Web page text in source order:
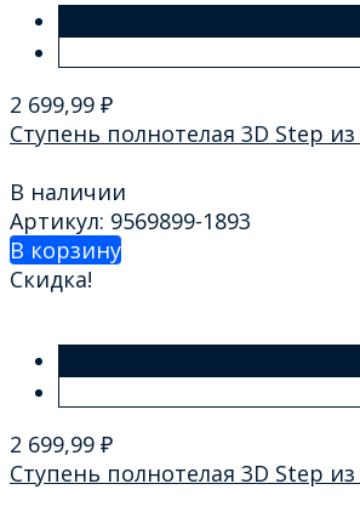
2 699,99 ₽
Ступень полнотелая 3D Step
В наличии
Артикул: 9569899-1893
В корзину
Скидка!
2 699,99 ₽
Ступень полнотелая 3D Step